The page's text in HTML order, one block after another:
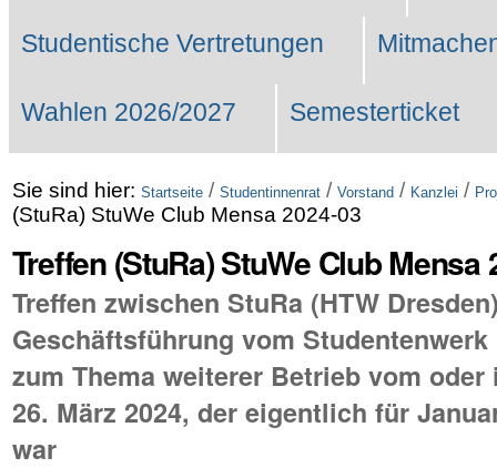
Studentische Vertretungen
Wahlen 2026/2027 Semesterticket
Sie sind hier: Startseite / Studentinnenrat / Vorstand / Kanzlei /
(StuRa) StuWe Club Mensa 2024-03
Treffen (StuRa) StuWe Club Mensa
Treffen zwischen StuRa (HTW
Geschäftsführung vom Studentenwerk
zum Thema weiterer Betrieb vom oder
26. März 2024, der eigentlich für
war